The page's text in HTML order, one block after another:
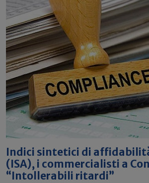
Indici sintetici di
(ISA), i commercialisti a
“Intollerabili ritardi”